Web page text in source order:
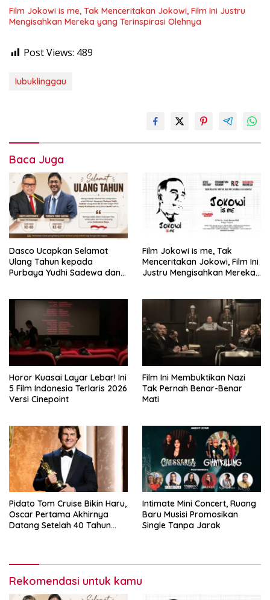
Film Jokowi is me, Tak Menceritakan Jokowi, Film Ini Justru
Mengisahkan Mereka yang Terinspirasi Olehnya
Post Views: 489
lubuklinggau
Baca Juga
Dasco Ucapkan Selamat
Ulang Tahun kepada
Purbaya Yudhi Sadewa dan
Film Jokowi is me, Tak
Menceritakan Jokowi, Film Ini
Justru Mengisahkan Mereka
Horor Kuasai Layar Lebar! Ini
5 Film Indonesia Terlaris 2026
Versi Cinepoint
Film Ini Membuktikan Nazi
Tak Pernah Benar-Benar
Mati
Pidato Tom Cruise Bikin Haru,
Oscar Pertama Akhirnya
Datang Setelah 40 Tahun
Intimate Mini Concert, Ruang
Baru Musisi Promosikan
Single Tanpa Jarak
Rekomendasi untuk kamu